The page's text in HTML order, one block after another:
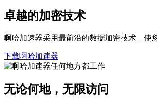
卓越的加密技术
啊哈加速器采用最前沿的数据加密技术，使
下载啊哈加速器
无论何地，无限访问